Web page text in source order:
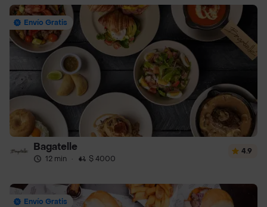
Envío Gratis
Bagatelle
12 min · $ 4000
4.9
Envío Gratis